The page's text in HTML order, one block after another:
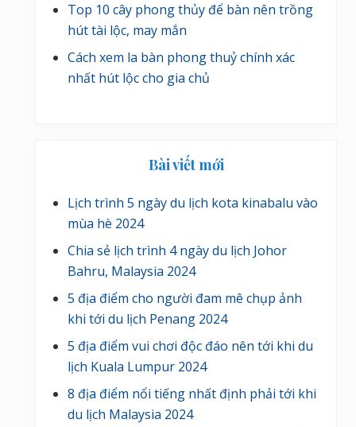
Top 10 cây phong thủy để bàn nên trồng
hút tài lộc, may mắn
Cách xem la bàn phong thuỷ chính xác
nhất hút lộc cho gia chủ
Bài viết mới
Lịch trình 5 ngày du lịch kota kinabalu vào
mùa hè 2024
Chia sẻ lịch trình 4 ngày du lịch Johor
Bahru, Malaysia 2024
5 địa điểm cho người đam mê chụp ảnh
khi tới du lịch Penang 2024
5 địa điểm vui chơi độc đáo nên tới khi du
lịch Kuala Lumpur 2024
8 địa điểm nổi tiếng nhất định phải tới khi
du lịch Malaysia 2024